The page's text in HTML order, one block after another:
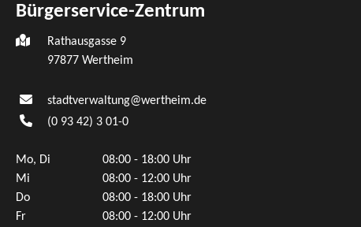
Bürgerservice-Zentrum
Rathausgasse 9
97877 Wertheim
stadtverwaltung@wertheim.de
(0 93 42) 3 01-0
Mo, Di
08:00 - 18:00 Uhr
Mi
08:00 - 12:00 Uhr
Do
08:00 - 18:00 Uhr
Fr
08:00 - 12:00 Uhr